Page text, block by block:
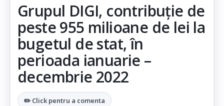
Grupul DIGI, contribuție de
peste 955 milioane de lei la
bugetul de stat, în
perioada ianuarie –
decembrie 2022
✏️ Click pentru a comenta